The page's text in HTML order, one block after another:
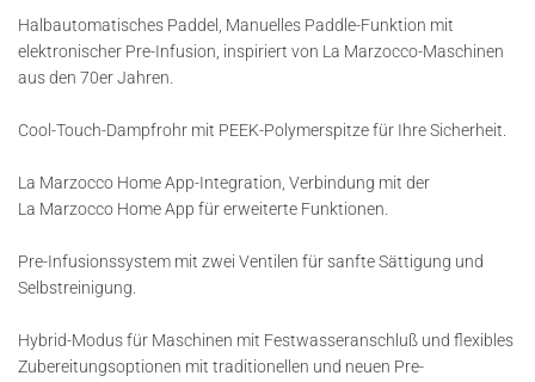
Halbautomatisches Paddel, Manuelles Paddle-Funktion mit
elektronischer Pre-Infusion, inspiriert von La Marzocco-Maschinen
aus den 70er Jahren.
Cool-Touch-Dampfrohr mit PEEK-Polymerspitze für Ihre Sicherheit.
La Marzocco Home App-Integration, Verbindung mit der
La Marzocco Home App für erweiterte Funktionen.
Pre-Infusionssystem mit zwei Ventilen für sanfte Sättigung und
Selbstreinigung.
Hybrid-Modus für Maschinen mit Festwasseranschluß und flexibles
Zubereitungsoptionen mit traditionellen und neuen Pre-